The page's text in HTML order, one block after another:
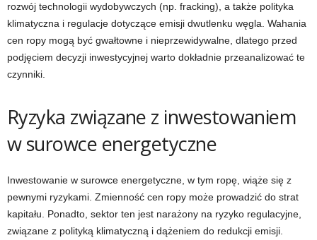
rozwój technologii wydobywczych (np. fracking), a także polityka
klimatyczna i regulacje dotyczące emisji dwutlenku węgla. Wahania
cen ropy mogą być gwałtowne i nieprzewidywalne, dlatego przed
podjęciem decyzji inwestycyjnej warto dokładnie przeanalizować te
czynniki.
Ryzyka związane z inwestowaniem
w surowce energetyczne
Inwestowanie w surowce energetyczne, w tym ropę, wiąże się z
pewnymi ryzykami. Zmienność cen ropy może prowadzić do strat
kapitału. Ponadto, sektor ten jest narażony na ryzyko regulacyjne,
związane z polityką klimatyczną i dążeniem do redukcji emisji.